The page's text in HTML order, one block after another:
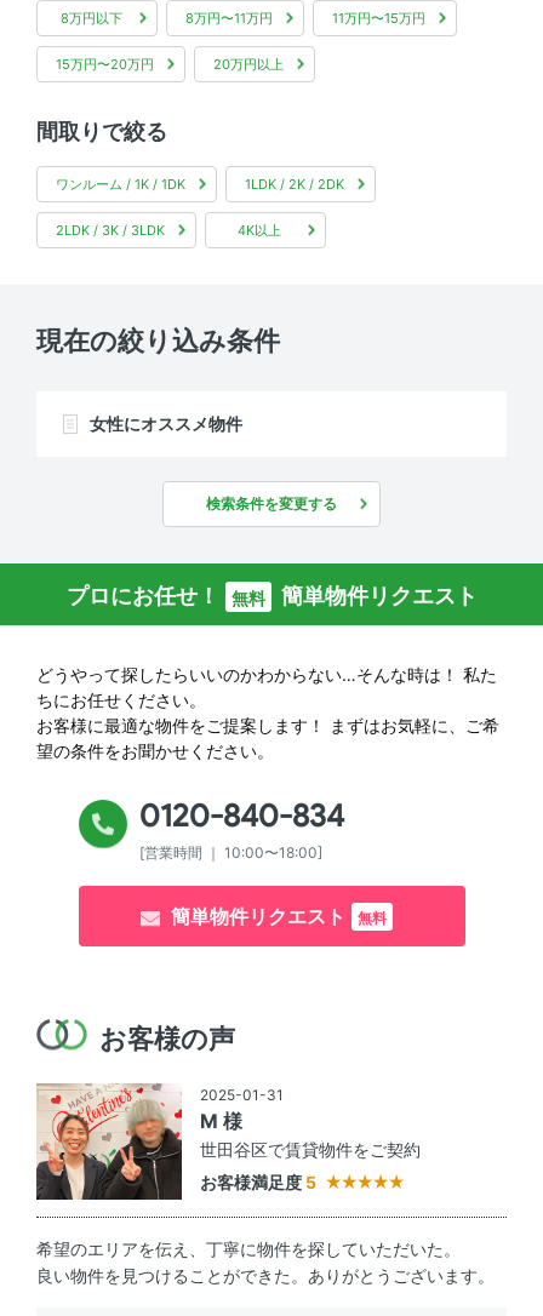
8万円以下 8万円〜11万円 11万円〜15万円
15万円〜20万円 20万円以上
間取りで絞る
ワンルーム / 1K / 1DK 1LDK / 2K / 2DK
2LDK / 3K / 3LDK 4K以上
現在の絞り込み条件
女性にオススメ物件
検索条件を変更する
プロにお任せ！ 無料 簡単物件リクエスト
どうやって探したらいいのかわからない…そんな時は！ 私た
ちにお任せください。
お客様に最適な物件をご提案します！
まずはお気軽に、ご希
望の条件をお聞かせください。
0120-840-834
[営業時間 ｜ 10:00〜18:00]
簡単物件リクエスト 無料
お客様の声
2025-01-31
M 様
世田谷区で賃貸物件をご契約
お客様満足度 5
希望のエリアを伝え、丁寧に物件を探していただいた。
良い物件を見つけることができた。ありがとうございます。